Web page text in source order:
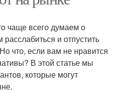
чаще всего думаем о
и отпустить
что, если вам не нравится
В этой статье мы
которые могут